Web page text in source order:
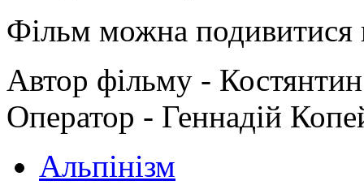
Фільм можна
Автор фільму -
Оператор - Геннадій
Альпінізм